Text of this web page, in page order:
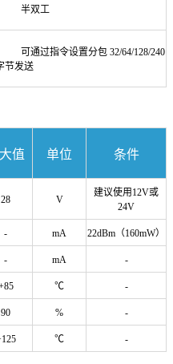
半双工
可通过指令设置分包 32/64/128/240
节发送
值 单位 条件
28 V
建议使用12V或
24V
- mA 22dBm（160mW）
- mA -
℃ -
90 % -
℃ -